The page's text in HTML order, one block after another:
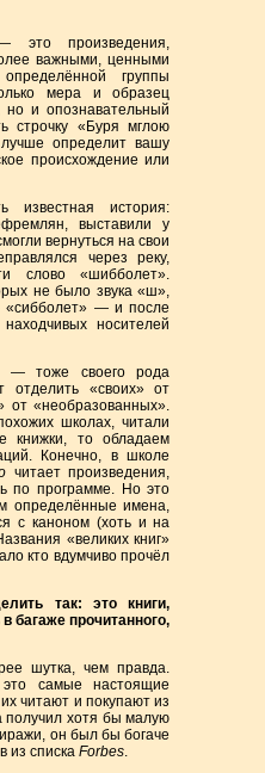
это произведения,
важными, ценными
группы
мера и образец
но и опознавательный
строчку «Буря мглою
определит вашу
происхождение или
известная история:
выставили у
вернуться на свои
через реку,
слово «шибболет».
не было звука «ш»,
«сибболет» — и после
носителей
— тоже своего рода
отделить «своих» от
от «необразованных».
школах, читали
то обладаем
Конечно, в школе
читает произведения,
по программе. Но это
определённые имена,
с каноном (хоть и на
«великих книг»
кто вдумчиво прочёл
так: это книги,
багаже прочитанного,
шутка, чем правда.
самые настоящие
читают и покупают из
получил хотя бы малую
он был бы богаче
из спискаForbes.